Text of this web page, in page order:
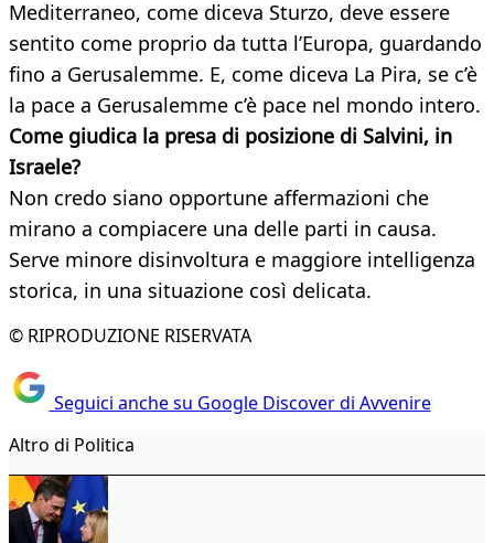
Mediterraneo, come diceva Sturzo, deve essere
sentito come proprio da tutta l’Europa, guardando
fino a Gerusalemme. E, come diceva La Pira, se c’è
la pace a Gerusalemme c’è pace nel mondo intero.
Come giudica la presa di posizione di Salvini, in
Israele?
Non credo siano opportune affermazioni che
mirano a compiacere una delle parti in causa.
Serve minore disinvoltura e maggiore intelligenza
storica, in una situazione così delicata.
© RIPRODUZIONE RISERVATA
Seguici anche su Google Discover di Avvenire
Altro di Politica